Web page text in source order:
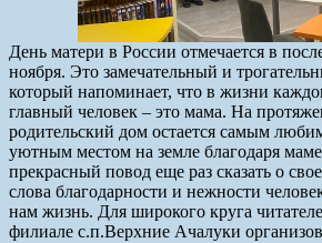
День матери в России отмечается в
ноября. Это замечательный и
который напоминает, что в жизни
главный человек – это мама. На
родительский дом остается самым
уютным местом на земле благодаря
прекрасный повод еще раз сказать о
слова благодарности и нежности
нам жизнь. Для широкого круга
филиале с.п.Верхние Ачалуки